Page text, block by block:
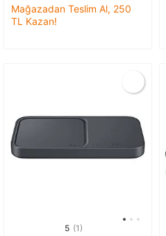
Mağazadan Teslim Al, 250
TL Kazan!
5 (1)